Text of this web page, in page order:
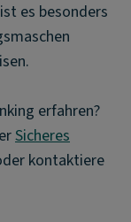
es besonders
erfahren?
Sicheres
kontaktiere